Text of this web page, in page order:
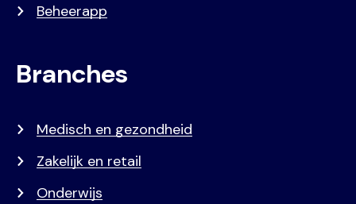
Beheerapp
Branches
Medisch en gezondheid
Zakelijk en retail
Onderwijs